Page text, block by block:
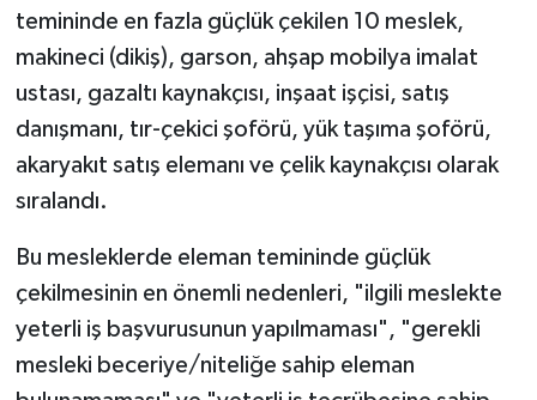
temininde en fazla güçlük çekilen 10 meslek,
makineci (dikiş), garson, ahşap mobilya imalat
ustası, gazaltı kaynakçısı, inşaat işçisi, satış
danışmanı, tır-çekici şoförü, yük taşıma şoförü,
akaryakıt satış elemanı ve çelik kaynakçısı olarak
sıralandı.
Bu mesleklerde eleman temininde güçlük
çekilmesinin en önemli nedenleri, "ilgili meslekte
yeterli iş başvurusunun yapılmaması", "gerekli
mesleki beceriye/niteliğe sahip eleman